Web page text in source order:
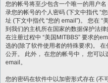
您的帐号将至少包含一个唯一的用户
录您的帐号的个人密码 (下文中指代 “
址 (下文中指代 “您的 email”)。 您在 “
到我们的主机所在国家的数据保护法
在注册过程中 “美国MITBBS” 要求的
选的(除了软件使用者的特殊要求)。
公开。 此外， 在您的帐号中， 您可
email。
您的密码在软件中以加密形式存在 (不